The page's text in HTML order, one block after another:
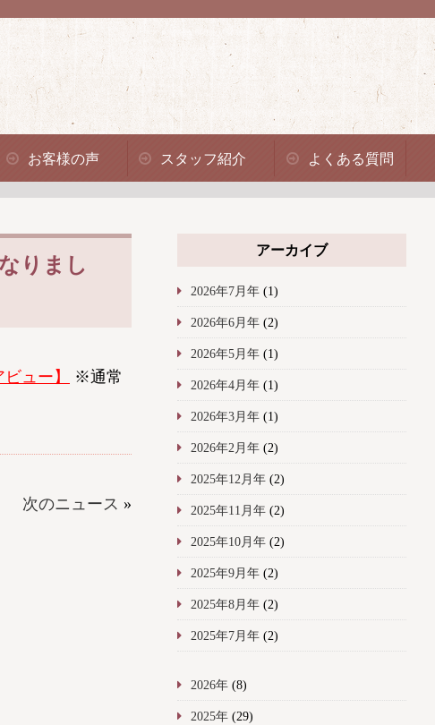
お客様の声 スタッフ紹介 よくある質問
りまし
ュー】
※通常
次のニュース »
アーカイブ
2026年7月年(1)
2026年6月年(2)
2026年5月年(1)
2026年4月年(1)
2026年3月年(1)
2026年2月年(2)
2025年12月年(2)
2025年11月年(2)
2025年10月年(2)
2025年9月年(2)
2025年8月年(2)
2025年7月年(2)
2026年(8)
2025年(29)